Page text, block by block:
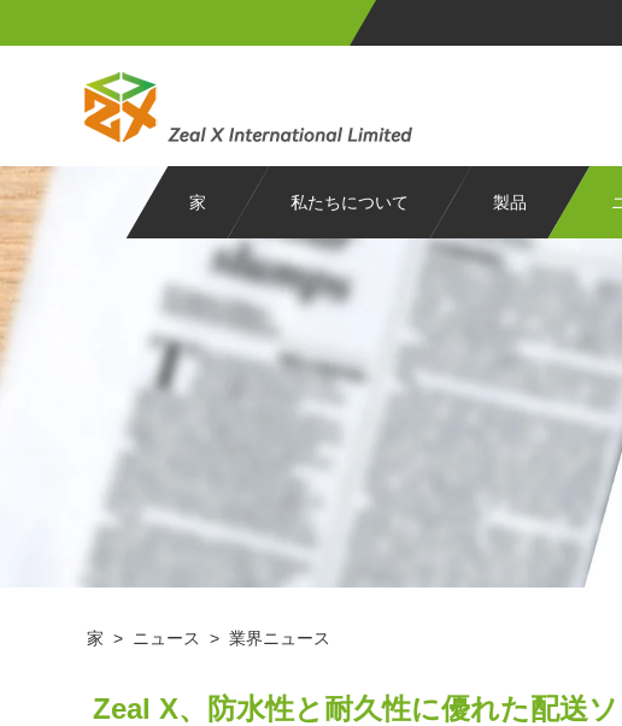
家 私たちについて 製品
家 > ニュース > 業界ニュース
Zeal X、防水性と耐久性に優れた配送